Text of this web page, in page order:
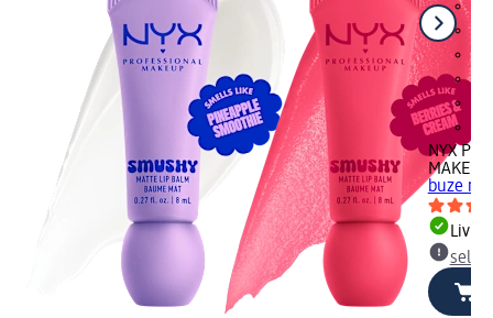
NYX
MAKEUP
buze